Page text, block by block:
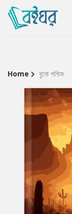
Site
Breadcrumb
Home বুনো পশ্চিম